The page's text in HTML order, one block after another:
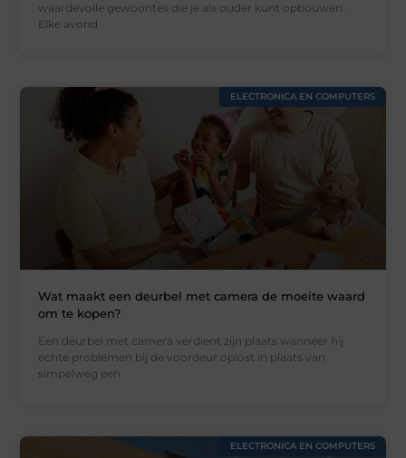
waardevolle gewoontes die je als ouder kunt opbouwen.
Elke avond
ELECTRONICA EN COMPUTERS
Wat maakt een deurbel met camera de moeite waard
om te kopen?
Een deurbel met camera verdient zijn plaats wanneer hij
echte problemen bij de voordeur oplost in plaats van
simpelweg een
ELECTRONICA EN COMPUTERS